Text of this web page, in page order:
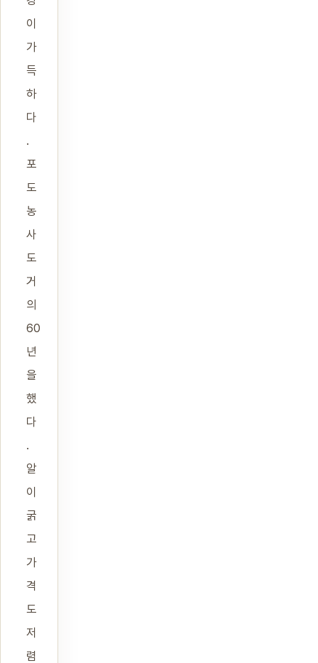
이
가
득
하
다
.
포
도
농
사
도
거
의
60
년
을
했
다
.
알
이
굵
고
가
격
도
저
렴